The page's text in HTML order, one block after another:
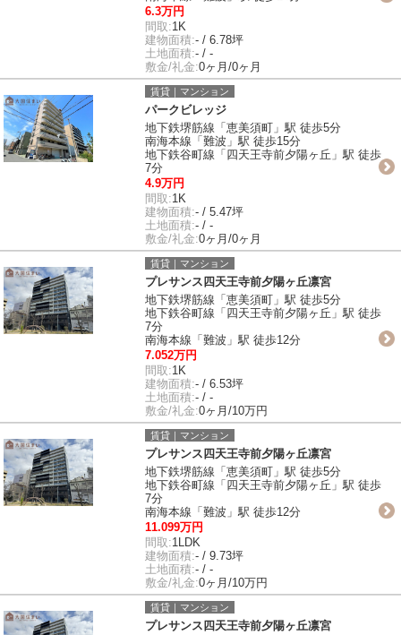
6.3万円
間取:1K
建物面積:- / 6.78坪
土地面積:- / -
敷金/礼金:0ヶ月/0ヶ月
賃貸｜マンション
パークビレッジ
地下鉄堺筋線「恵美須町」駅 徒歩5分
南海本線「難波」駅 徒歩15分
地下鉄谷町線「四天王寺前夕陽ヶ丘」駅 徒歩
7分
4.9万円
間取:1K
建物面積:- / 5.47坪
土地面積:- / -
敷金/礼金:0ヶ月/0ヶ月
賃貸｜マンション
プレサンス四天王寺前夕陽ヶ丘凛宮
地下鉄堺筋線「恵美須町」駅 徒歩5分
地下鉄谷町線「四天王寺前夕陽ヶ丘」駅 徒歩
7分
南海本線「難波」駅 徒歩12分
7.052万円
間取:1K
建物面積:- / 6.53坪
土地面積:- / -
敷金/礼金:0ヶ月/10万円
賃貸｜マンション
プレサンス四天王寺前夕陽ヶ丘凛宮
地下鉄堺筋線「恵美須町」駅 徒歩5分
地下鉄谷町線「四天王寺前夕陽ヶ丘」駅 徒歩
7分
南海本線「難波」駅 徒歩12分
11.099万円
間取:1LDK
建物面積:- / 9.73坪
土地面積:- / -
敷金/礼金:0ヶ月/10万円
賃貸｜マンション
プレサンス四天王寺前夕陽ヶ丘凛宮